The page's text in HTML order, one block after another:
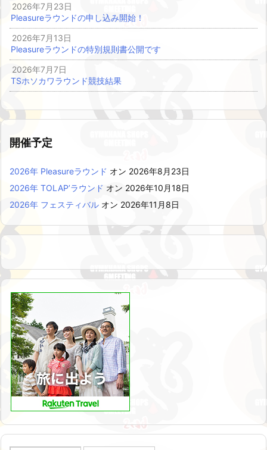
2026年7月23日
Pleasureラウンドの申し込み開始！
2026年7月13日
Pleasureラウンドの特別規則書公開です
2026年7月7日
TSホソカワラウンド競技結果
開催予定
2026年 Pleasureラウンド オン 2026年8月23日
2026年 TOLAP’ラウンド オン 2026年10月18日
2026年 フェスティバル オン 2026年11月8日